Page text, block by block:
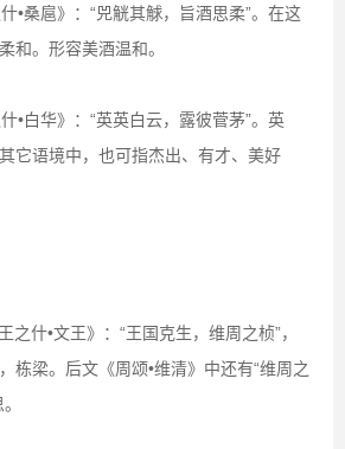
•桑扈》：“兕觥其觩，旨酒思柔”。在这
和。形容美酒温和。
•白华》：“英英白云，露彼菅茅”。英
它语境中，也可指杰出、有才、美好
之什•文王》：“王国克生，维周之桢”，
栋梁。后文《周颂•维清》中还有“维周之